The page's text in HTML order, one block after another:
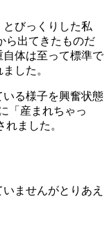
びっくりした私
ら出てきたものだ
体は至って標準で
した。
る様子を興奮状態
「産まれちゃっ
ました。
ませんがとりあえ